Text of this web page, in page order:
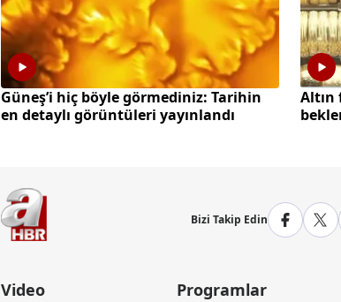
Güneş’i hiç böyle görmediniz: Tarihin
en detaylı görüntüleri yayınlandı
Altın
Bizi Takip Edin
Video
Programlar